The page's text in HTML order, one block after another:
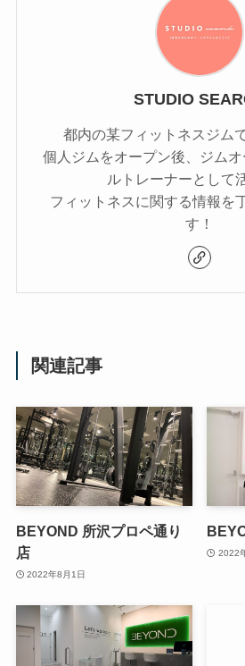
STUDIO
都内の某フィットネスジム
個人ジムをオープン後、ジム
ルトレーナーとして
フィットネスに関する情報を
す！
関連記事
BEYOND 所沢プロペ通り
店
2022年8月1日
2022